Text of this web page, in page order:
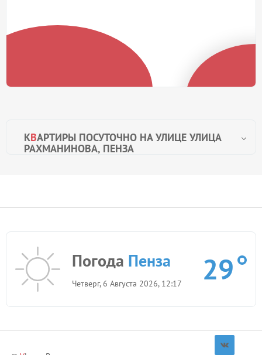
КВАРТИРЫ ПОСУТОЧНО НА УЛИЦЕ УЛИЦА
РАХМАНИНОВА, ПЕНЗА
Погода Пенза
Четверг, 6 Августа 2026, 12:17 29